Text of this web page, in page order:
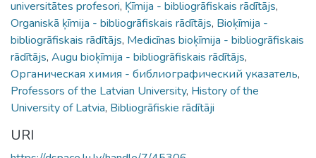
universitātes profesori, Ķīmija - bibliogrāfiskais rādītājs,
Organiskā ķīmija - bibliogrāfiskais rādītājs, Bioķīmija -
bibliogrāfiskais rādītājs, Medicīnas bioķīmija - bibliogrāfiskais
rādītājs, Augu bioķīmija - bibliogrāfiskais rādītājs,
Органическая химия - библиографический указатель,
Professors of the Latvian University, History of the
University of Latvia, Bibliogrāfiskie rādītāji
URI